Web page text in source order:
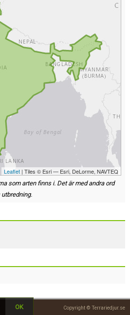
Leaflet | Tiles © Esri — Esri, DeLorme, NAVTEQ
som arten finns i. Det är med andra ord
Copyright © Terrariedjur.se
OK